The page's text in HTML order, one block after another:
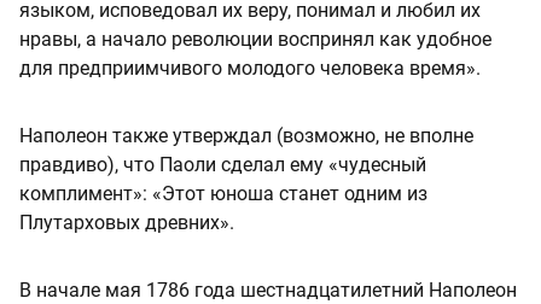
языком, исповедовал их веру, понимал и любил их
нравы, а начало революции воспринял как удобное
для предприимчивого молодого человека время».
Наполеон также утверждал (возможно, не вполне
правдиво), что Паоли сделал ему «чудесный
комплимент»: «Этот юноша станет одним из
Плутарховых древних».
В начале мая 1786 года шестнадцатилетний Наполеон